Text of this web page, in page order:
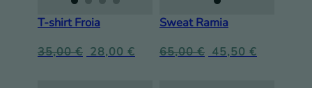
T-shirt Froia
35,00€ 28,00 €
Sweat Ramia
65,00€ 45,50 €